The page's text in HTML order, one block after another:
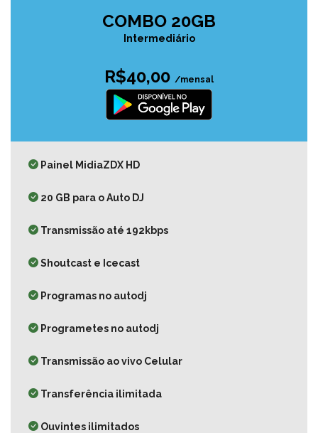
COMBO 20GB
Intermediário
R$40,00 /mensal
Painel MidiaZDX HD
20 GB para o Auto DJ
Transmissão até 192kbps
Shoutcast e Icecast
Programas no autodj
Programetes no autodj
Transmissão ao vivo Celular
Transferência ilimitada
Ouvintes ilimitados